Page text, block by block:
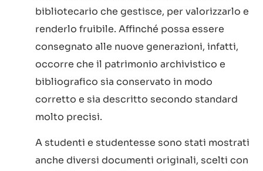
bibliotecario che gestisce, per valorizzarlo e
renderlo fruibile. Affinché possa essere
consegnato alle nuove generazioni, infatti,
occorre che il patrimonio archivistico e
bibliografico sia conservato in modo
corretto e sia descritto secondo standard
molto precisi.
A studenti e studentesse sono stati mostrati
anche diversi documenti originali, scelti con